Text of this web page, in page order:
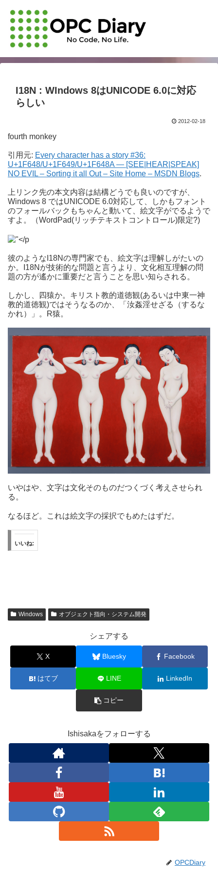
I18N : WIndows 8はUNICODE 6.0に対応
らしい
2012-02-18
fourth monkey
引用元: Every character has a story #36:
U+1F648/U+1F649/U+1F648A — [SEE|HEAR|SPEAK]
NO EVIL – Sorting it all Out – Site Home – MSDN Blogs.
上リンク先の本文内容は結構どうでも良いのですが、
Windows 8 ではUNICODE 6.0対応して、しかもフォント
のフォールバックもちゃんと動いて、絵文字がでるようで
すよ。（WordPad(リッチテキストコントロール)限定?)
彼のようなI18Nの専門家でも、絵文字は理解しがたいの
か。I18Nが技術的な問題と言うより、文化相互理解の問
題の方が遙かに重要だと言うことを思い知らされる。
しかし、四猿か。キリスト教的道徳観(あるいは中東一神
教的道徳観)ではそうなるのか、「汝姦淫せざる（するな
かれ）」。R猿。
いやはや、文字は文化そのものだつくづく考えさせられ
る。
なるほど。これは絵文字の採択でもめたはずだ。
いいね:
Windows オブジェクト指向・システム開発
シェアする
X Bluesky Facebook
はてブ LINE LinkedIn
コピー
Ishisakaをフォローする
OPCDiary